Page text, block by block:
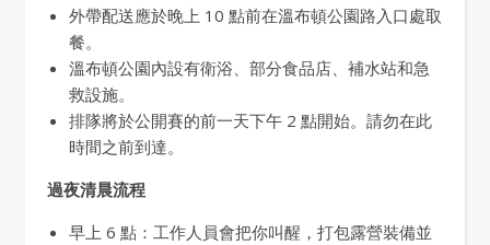
外帶配送應於晚上 10 點前在溫布頓公園路入口處取
餐。
溫布頓公園內設有衛浴、部分食品店、補水站和急
救設施。
排隊將於公開賽的前一天下午 2 點開始。請勿在此
時間之前到達。
過夜清晨流程
早上 6 點：工作人員會把你叫醒，打包露營裝備並